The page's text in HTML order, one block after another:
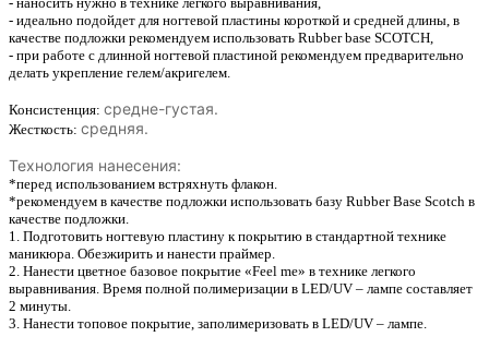
- идеально подойдет для ногтевой пластины короткой и средней длины, в
качестве подложки рекомендуем использовать Rubber base SCOTCH,
- при работе с длинной ногтевой пластиной рекомендуем предварительно
делать укрепление гелем/акригелем.
Консистенция: средне-густая.
Жесткость: средняя.
Технология нанесения:
*перед использованием встряхнуть флакон.
*рекомендуем в качестве подложки использовать базу Rubber Base Scotch в
качестве подложки.
1. Подготовить ногтевую пластину к покрытию в стандартной технике
маникюра. Обезжирить и нанести праймер.
2. Нанести цветное базовое покрытие «Feel me» в технике легкого
выравнивания. Время полной полимеризации в LED/UV – лампе составляет
2 минуты.
3. Нанести топовое покрытие, заполимеризовать в LED/UV – лампе.